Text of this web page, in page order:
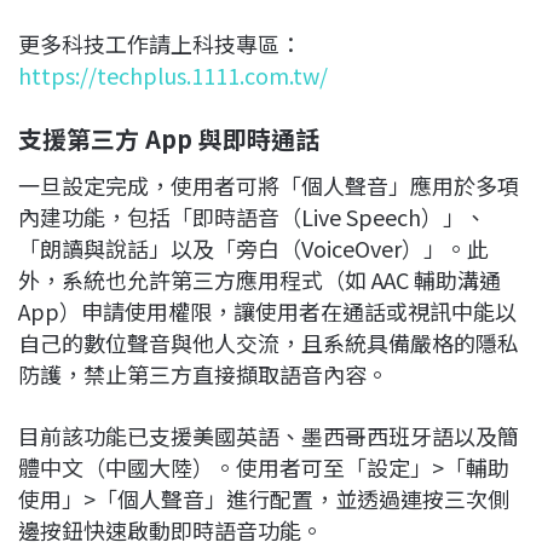
更多科技工作請上科技專區：
https://techplus.1111.com.tw/
支援第三方 App 與即時通話
一旦設定完成，使用者可將「個人聲音」應用於多項
內建功能，包括「即時語音（Live Speech）」、
「朗讀與說話」以及「旁白（VoiceOver）」。此
外，系統也允許第三方應用程式（如 AAC 輔助溝通
App）申請使用權限，讓使用者在通話或視訊中能以
自己的數位聲音與他人交流，且系統具備嚴格的隱私
防護，禁止第三方直接擷取語音內容。
目前該功能已支援美國英語、墨西哥西班牙語以及簡
體中文（中國大陸）。使用者可至「設定」>「輔助
使用」>「個人聲音」進行配置，並透過連按三次側
邊按鈕快速啟動即時語音功能。